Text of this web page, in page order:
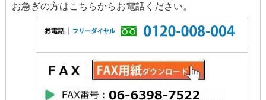
お急ぎの方はこちらからお電話ください。